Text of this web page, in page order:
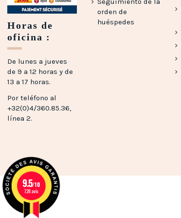
Horas de
oficina :
De lunes a jueves
de 9 a 12 horas y de
13 a 17 horas.
Por teléfono al
+32(0)4/360.85.36,
línea 2.
orden de
huéspedes
9.5/10
728 avis